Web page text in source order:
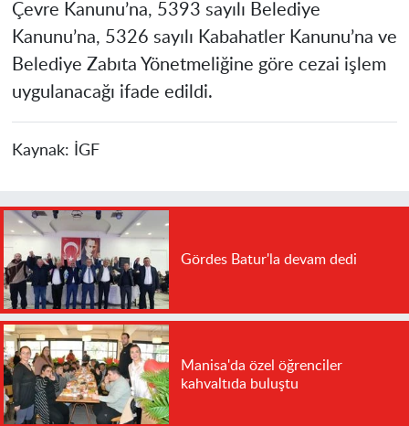
Çevre Kanunu’na, 5393 sayılı Belediye
Kanunu’na, 5326 sayılı Kabahatler Kanunu’na ve
Belediye Zabıta Yönetmeliğine göre cezai işlem
uygulanacağı ifade edildi.
Kaynak: İGF
Gördes Batur'la devam dedi
Manisa'da özel öğrenciler
kahvaltıda buluştu